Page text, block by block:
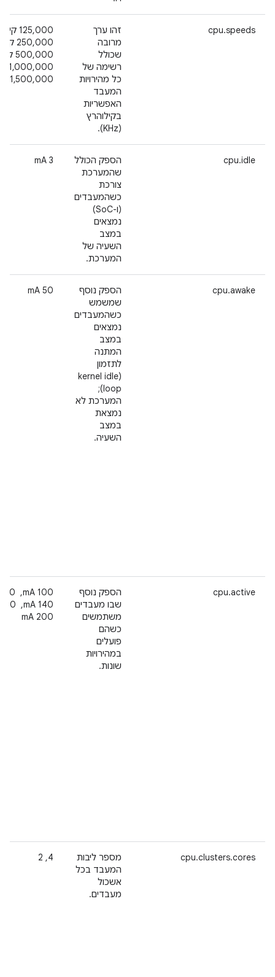
cpu.speeds
זהו ערך
מרובה
שכולל
רשימה של
כל מהירויות
המעבד
האפשריות
בקילוהרץ
(KHz).
1,500,000 קילו-הרץ
cpu.idle
הספק הכולל
שהמערכת
צורכת
כשהמעבדים
(ו-SoC)
נמצאים
במצב
השעיה של
המערכת.
‫3 mA
cpu.awake
הספק נוסף
שמשמש
כשהמעבדים
נמצאים
במצב
המתנה
לתזמון
(kernel idle
loop);
המערכת לא
נמצאת
במצב
השעיה.
‫50 mA
‫cpu.active
הספק נוסף
שבו מעבדים
משתמשים
כשהם
פועלים
במהירויות
שונות.
200 mA
cpu.clusters.cores
מספר ליבות
המעבד בכל
אשכול
מעבדים.
‫4, 2